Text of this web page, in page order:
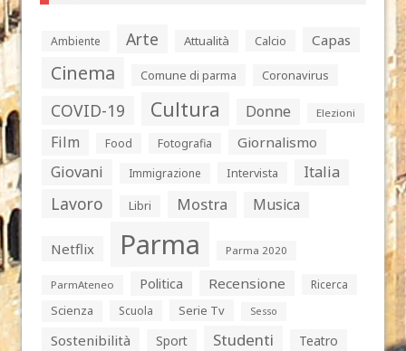
Ambiente Arte Attualità Calcio Capas
Cinema Comune di parma Coronavirus
COVID-19 Cultura Donne Elezioni
Film Food Fotografia Giornalismo
Giovani Immigrazione Intervista Italia
Lavoro Libri Mostra Musica
Netflix Parma Parma 2020
ParmAteneo Politica Recensione
Ricerca
Scienza
Scuola Serie Tv Sesso
Sostenibilità Sport Studenti Teatro